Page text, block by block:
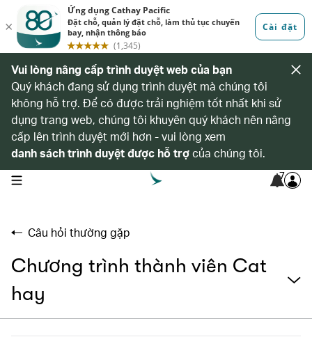
Vui lòng nâng cấp trình duyệt web của bạn
Quý khách đang sử dụng trình duyệt mà chúng tôi
không hỗ trợ. Để có được trải nghiệm tốt nhất khi sử
dụng trang web, chúng tôi khuyên quý khách nên nâng
cấp lên trình duyệt mới hơn - vui lòng xem
danh sách trình duyệt được hỗ trợcủa chúng tôi.
open navigation menu 7
Câu hỏi thường gặp
Chương trình thành viên Cat
hay